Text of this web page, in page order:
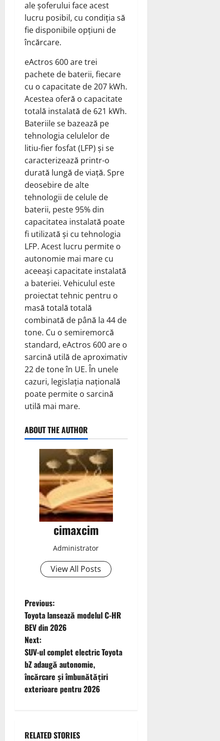
ale șoferului face acest
lucru posibil, cu condiția să
fie disponibile opțiuni de
încărcare.
eActros 600 are trei
pachete de baterii, fiecare
cu o capacitate de 207 kWh.
Acestea oferă o capacitate
totală instalată de 621 kWh.
Bateriile se bazează pe
tehnologia celulelor de
litiu-fier fosfat (LFP) și se
caracterizează printr-o
durată lungă de viață. Spre
deosebire de alte
tehnologii de celule de
baterii, peste 95% din
capacitatea instalată poate
fi utilizată și cu tehnologia
LFP. Acest lucru permite o
autonomie mai mare cu
aceeași capacitate instalată
a bateriei. Vehiculul este
proiectat tehnic pentru o
masă totală totală
combinată de până la 44 de
tone. Cu o semiremorcă
standard, eActros 600 are o
sarcină utilă de aproximativ
22 de tone în UE. În unele
cazuri, legislația națională
poate permite o sarcină
utilă mai mare.
ABOUT THE AUTHOR
cimaxcim
Administrator
View All Posts
P
o
s
t
n
v
Previous:
Toyota lansează modelul C-HR
BEV din 2026
Next:
SUV-ul complet electric Toyota
bZ adaugă autonomie,
încărcare și îmbunătățiri
exterioare pentru 2026
RELATED STORIES